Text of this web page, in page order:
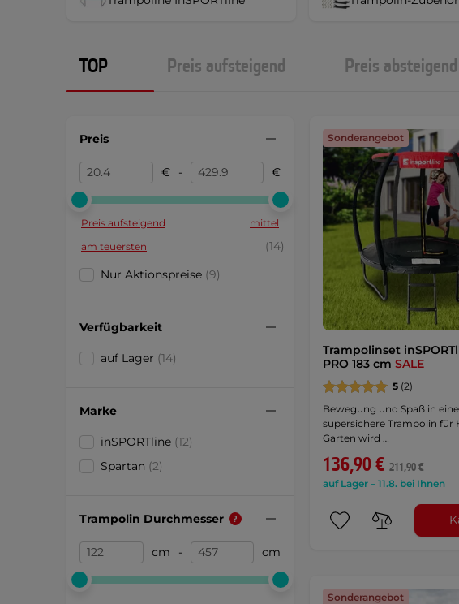
TOP Preis aufsteigend Preis absteigend
Preis
€ - €
Preis aufsteigend
mittel
am teuersten
(14)
Nur Aktionspreise (9)
Verfügbarkeit
auf Lager (14)
Marke
inSPORTline (12)
Spartan (2)
Trampolin Durchmesser
cm - cm
Sonderangebot
Trampolinset
PRO 183 cm SALE
5 (2)
Bewegung und Spaß in
supersichere Trampolin für
Garten wird …
136,90 € 211,90 €
auf Lager – 11.8. bei Ihnen
Sonderangebot